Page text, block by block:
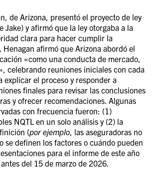
de Arizona, presentó el proyecto de ley
Jake) y afirmó que la ley otorgaba a la
clara para hacer cumplir la
Henagan afirmó que Arizona abordó el
«como una conducta de mercado,
celebrando reuniones iniciales con cada
explicar el proceso y responder a
finales para revisar las conclusiones
y ofrecer recomendaciones. Algunas
con frecuencia fueron: (1)
NQTL en un solo análisis y (2) la
(por ejemplo, las aseguradoras no
se definen los factores o cuándo pueden
para el informe de este año
del 15 de marzo de 2026.